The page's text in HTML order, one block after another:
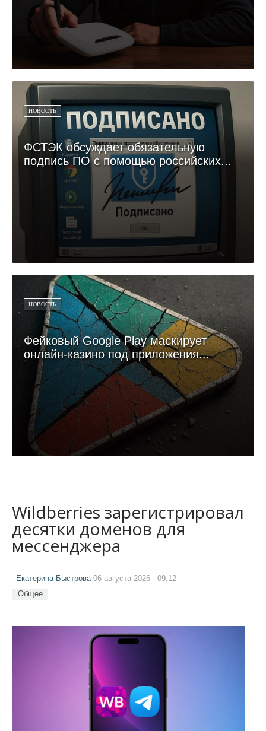
НОВОСТЬ
ФСТЭК обсуждает обязательную
подпись ПО с помощью российских...
НОВОСТЬ
Фейковый Google Play маскирует
онлайн-казино под приложения...
Wildberries зарегистрировал
десятки доменов для
мессенджера
Екатерина Быстрова 06 августа 2026 - 09:12
Общее